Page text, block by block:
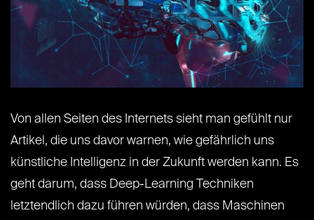
Von allen Seiten des Internets sieht man gefühlt nur
Artikel, die uns davor warnen, wie gefährlich uns
künstliche Intelligenz in der Zukunft werden kann. Es
geht darum, dass Deep-Learning Techniken
letztendlich dazu führen würden, dass Maschinen